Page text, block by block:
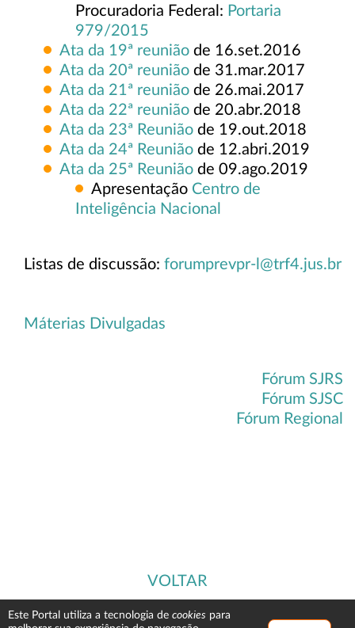
Procuradoria Federal: Portaria
979/2015
Ata da 19ª reunião de 16.set.2016
Ata da 20ª reunião de 31.mar.2017
Ata da 21ª reunião de 26.mai.2017
Ata da 22ª reunião de 20.abr.2018
Ata da 23ª Reunião de 19.out.2018
Ata da 24ª Reunião de 12.abri.2019
Ata da 25ª Reunião de 09.ago.2019
Apresentação Centro de
Inteligência Nacional
Listas de discussão: forumprevpr-l@trf4.jus.br
Máterias Divulgadas
Fórum SJRS
Fórum SJSC
Fórum Regional
VOLTAR
Este Portal utiliza a tecnologia de cookies para